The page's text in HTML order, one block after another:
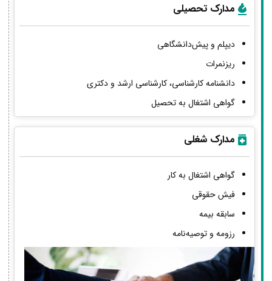
مدارک تحصیلی
دیپلم و پیش‌دانشگاهی
ریزنمرات
دانشنامه کارشناسی، کارشناسی ارشد و دکتری
گواهی اشتغال به تحصیل
مدارک شغلی
گواهی اشتغال به کار
فیش حقوقی
سابقه بیمه
رزومه و توصیه‌نامه